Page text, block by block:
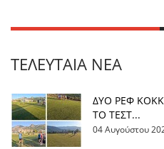
ΤΕΛΕΥΤΑΊΑ ΝΈΑ
ΔΥΟ ΡΕΦ
ΤΟ ΤΕΣΤ...
04 Αυγούστου